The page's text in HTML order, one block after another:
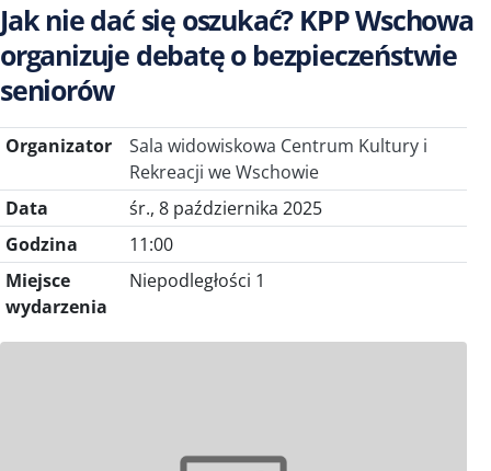
Jak nie dać się oszukać? KPP Wschowa
organizuje debatę o bezpieczeństwie
seniorów
Organizator
Sala widowiskowa Centrum Kultury i
Rekreacji we Wschowie
Data
śr., 8 października 2025
Godzina
11:00
Miejsce
wydarzenia
Niepodległości 1